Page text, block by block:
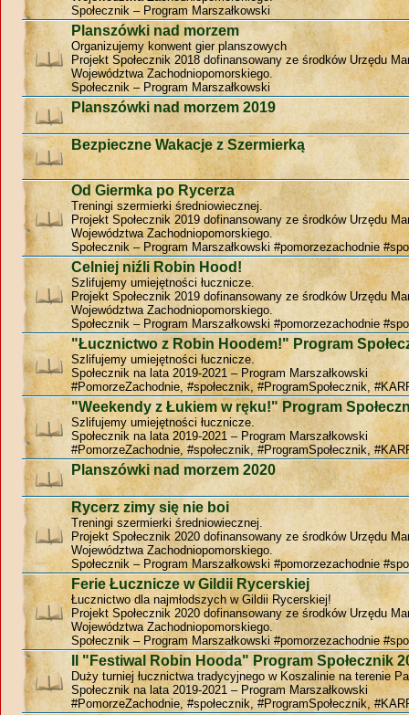
Społecznik – Program Marszałkowski
Planszówki nad morzem
Organizujemy konwent gier planszowych
Projekt Społecznik 2018 dofinansowany ze środków Urzędu
Województwa Zachodniopomorskiego.
Społecznik – Program Marszałkowski
Planszówki nad morzem 2019
Bezpieczne Wakacje z Szermierką
Od Giermka po Rycerza
Treningi szermierki średniowiecznej.
Projekt Społecznik 2019 dofinansowany ze środków Urzędu
Województwa Zachodniopomorskiego.
Społecznik – Program Marszałkowski #pomorzezachodnie
Celniej niźli Robin Hood!
Szlifujemy umiejętności łucznicze.
Projekt Społecznik 2019 dofinansowany ze środków Urzędu
Województwa Zachodniopomorskiego.
Społecznik – Program Marszałkowski #pomorzezachodnie
"Łucznictwo z Robin Hoodem!" Program
Szlifujemy umiejętności łucznicze.
Społecznik na lata 2019-2021 – Program Marszałkowski
#PomorzeZachodnie, #społecznik, #ProgramSpołecznik,
"Weekendy z Łukiem w ręku!" Program
Szlifujemy umiejętności łucznicze.
Społecznik na lata 2019-2021 – Program Marszałkowski
#PomorzeZachodnie, #społecznik, #ProgramSpołecznik,
Planszówki nad morzem 2020
Rycerz zimy się nie boi
Treningi szermierki średniowiecznej.
Projekt Społecznik 2020 dofinansowany ze środków Urzędu
Województwa Zachodniopomorskiego.
Społecznik – Program Marszałkowski #pomorzezachodnie
Ferie Łucznicze w Gildii Rycerskiej
Łucznictwo dla najmłodszych w Gildii Rycerskiej!
Projekt Społecznik 2020 dofinansowany ze środków Urzędu
Województwa Zachodniopomorskiego.
Społecznik – Program Marszałkowski #pomorzezachodnie
II "Festiwal Robin Hooda" Program Społecznik
Duży turniej łucznictwa tradycyjnego w Koszalinie na terenie
Społecznik na lata 2019-2021 – Program Marszałkowski
#PomorzeZachodnie, #społecznik, #ProgramSpołecznik,